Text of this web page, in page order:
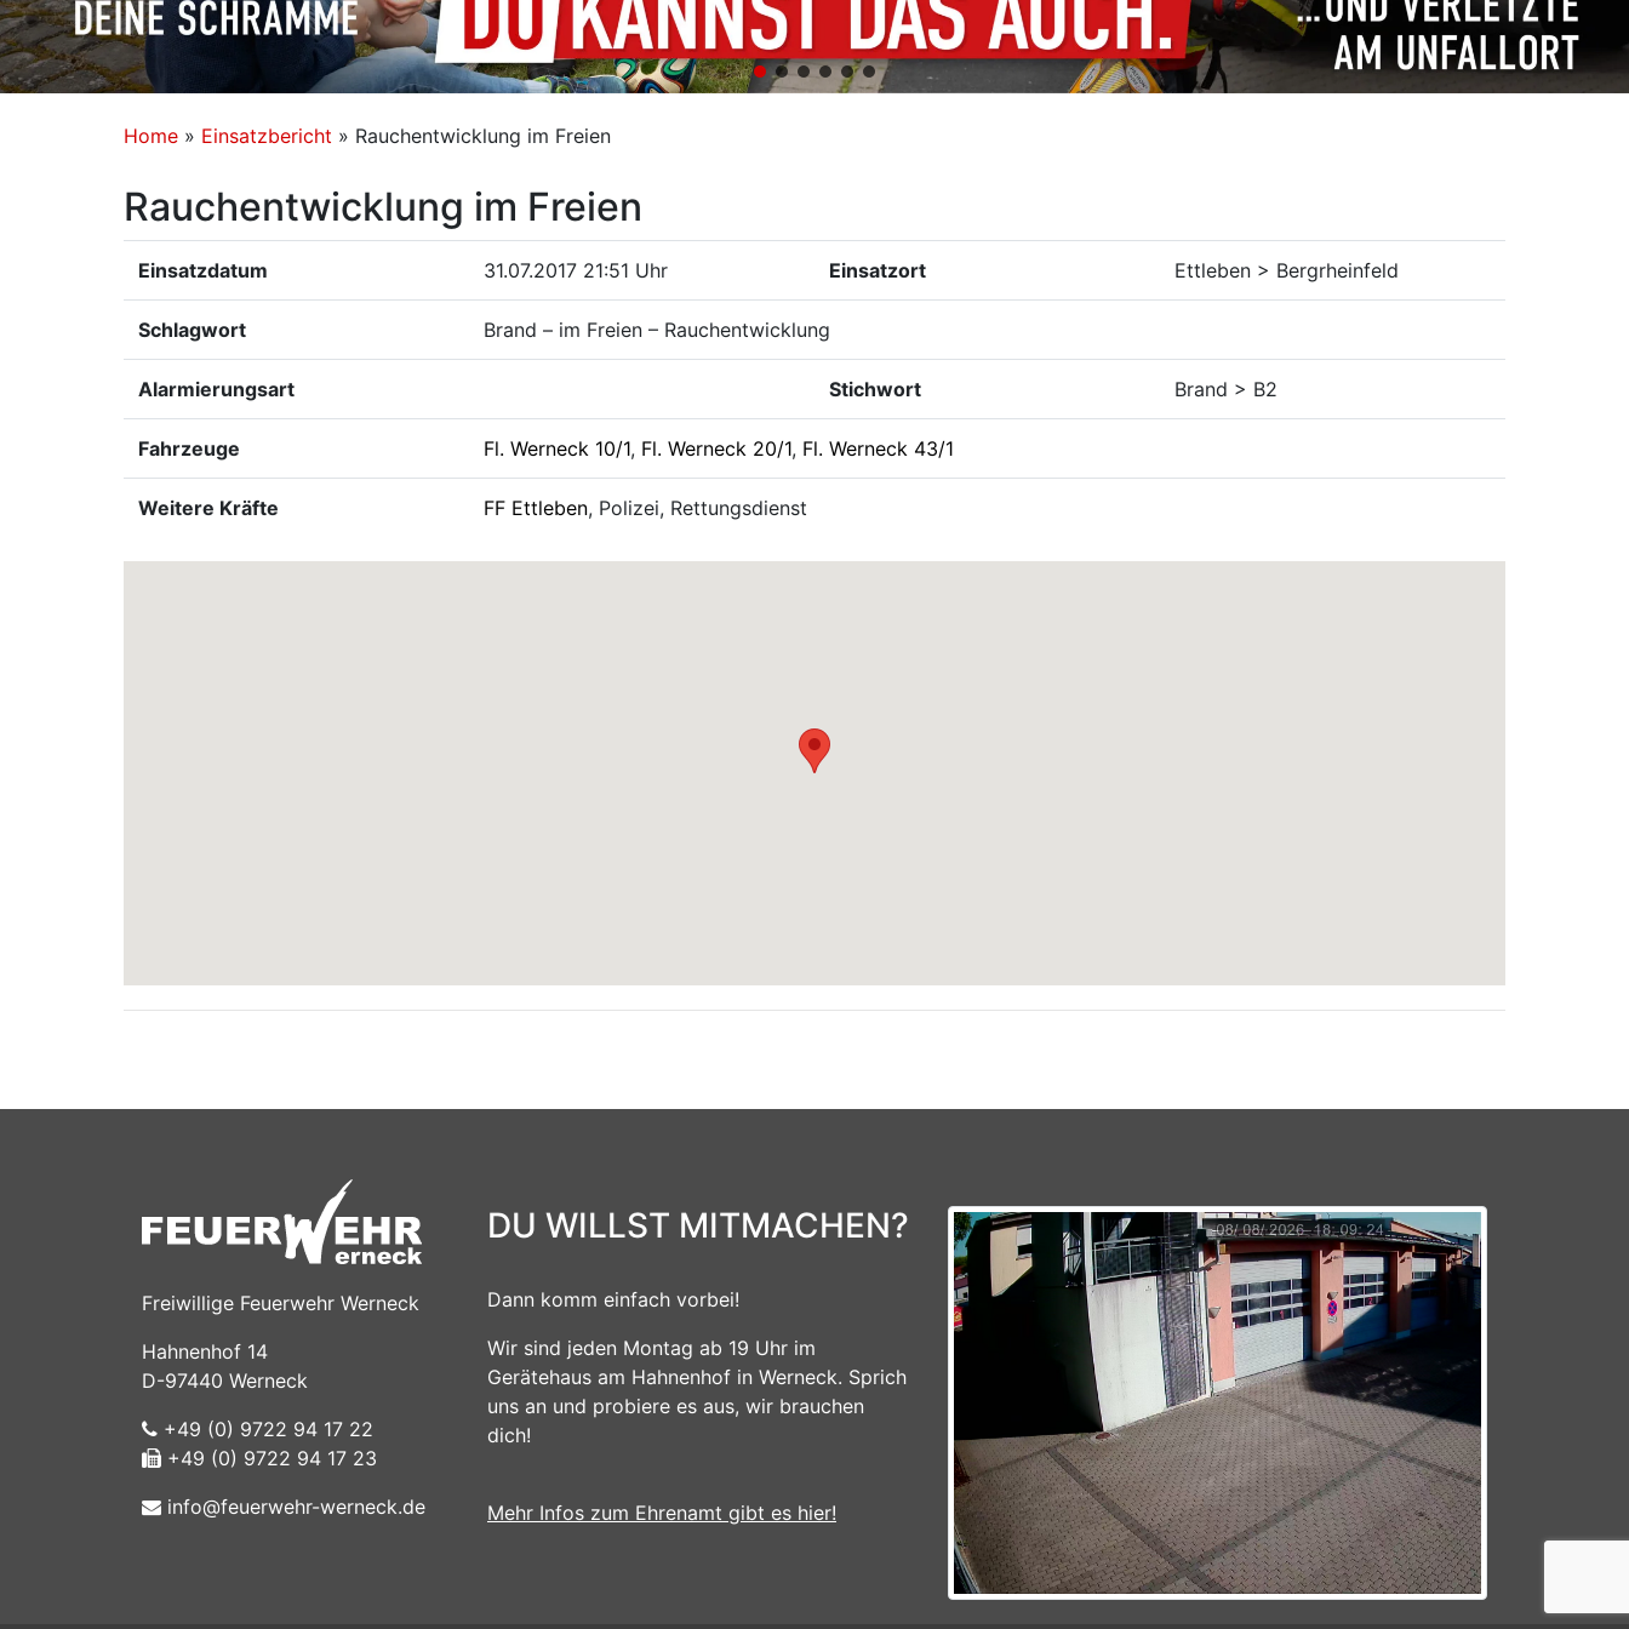
Home » Einsatzbericht » Rauchentwicklung im Freien
Rauchentwicklung im Freien
Einsatzdatum 31.07.2017 21:51 Uhr Einsatzort Ettleben > Bergrheinfeld
Schlagwort Brand – im Freien – Rauchentwicklung
Alarmierungsart Stichwort Brand > B2
Fahrzeuge Fl. Werneck 10/1, Fl. Werneck 20/1, Fl. Werneck 43/1
Weitere Kräfte FF Ettleben, Polizei, Rettungsdienst
Freiwillige Feuerwehr Werneck
Hahnenhof 14
D-97440 Werneck
+49 (0) 9722 94 17 22
+49 (0) 9722 94 17 23
info@feuerwehr-werneck.de
DU WILLST MITMACHEN?
Dann komm einfach vorbei!
Wir sind jeden Montag ab 19 Uhr im
Gerätehaus am Hahnenhof in Werneck. Sprich
uns an und probiere es aus, wir brauchen
dich!
Mehr Infos zum Ehrenamt gibt es hier!